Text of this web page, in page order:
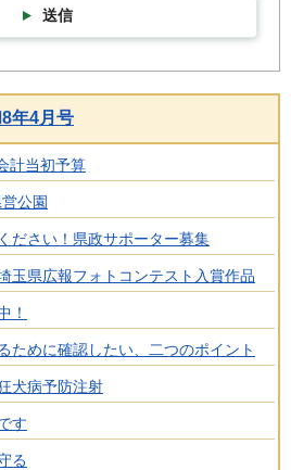
送信
8年4月号
計当初予算
公園
ださい！県政サポーター募集
玉県広報フォトコンテスト入賞作品
！
ために確認したい、二つのポイント
犬病予防注射
す
る